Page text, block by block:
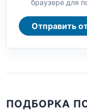
браузере для
ПОДБОРКА